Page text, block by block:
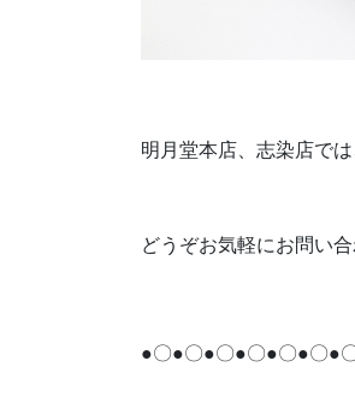
明月堂本店、志染店で
どうぞお気軽にお問い合
●〇●〇●〇●〇●〇●〇●